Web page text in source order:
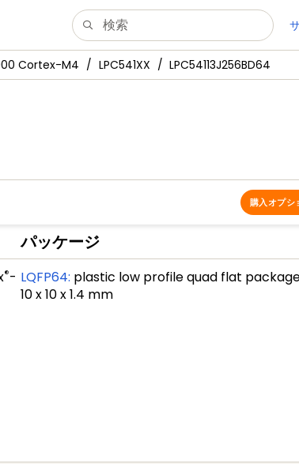
Cortex-M4 LPC541XX LPC54113J256BD64
購入オプシ
®-
パッケージ
LQFP64: plastic low profile quad flat
10 x 10 x 1.4 mm